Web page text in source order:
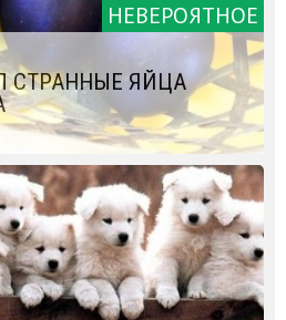
НЕВЕРОЯТНОЕ
СТРАННЫЕ ЯЙЦА